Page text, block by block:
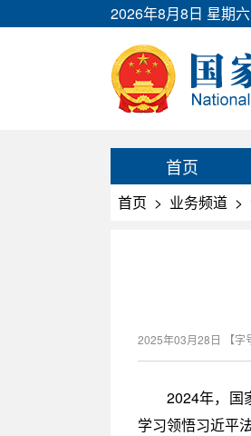
2026年8月8日 星期六
首页
首页 > 业务频道 >
2025年03月28日 【字
2024年，国
学习领悟习近平